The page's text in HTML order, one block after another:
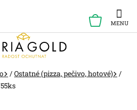
KOŠÍK
/Ostatné (pizza, pečivo, hotové)
/